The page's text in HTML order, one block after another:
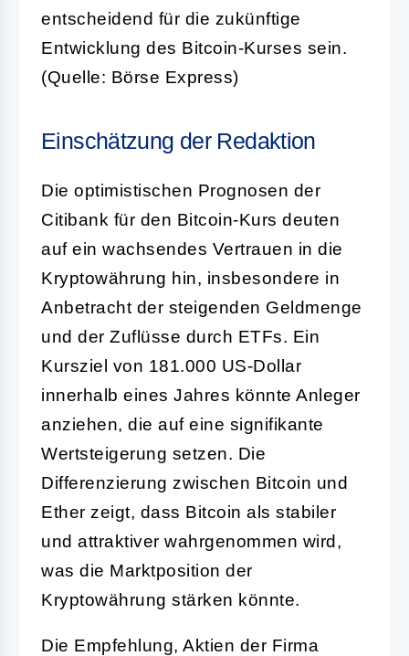
entscheidend für die zukünftige
Entwicklung des Bitcoin-Kurses sein.
(Quelle: Börse Express)
Einschätzung der Redaktion
Die optimistischen Prognosen der
Citibank für den Bitcoin-Kurs deuten
auf ein wachsendes Vertrauen in die
Kryptowährung hin, insbesondere in
Anbetracht der steigenden Geldmenge
und der Zuflüsse durch ETFs. Ein
Kursziel von 181.000 US-Dollar
innerhalb eines Jahres könnte Anleger
anziehen, die auf eine signifikante
Wertsteigerung setzen. Die
Differenzierung zwischen Bitcoin und
Ether zeigt, dass Bitcoin als stabiler
und attraktiver wahrgenommen wird,
was die Marktposition der
Kryptowährung stärken könnte.
Die Empfehlung, Aktien der Firma